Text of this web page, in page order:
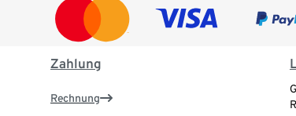
Zahlung
Rechnung